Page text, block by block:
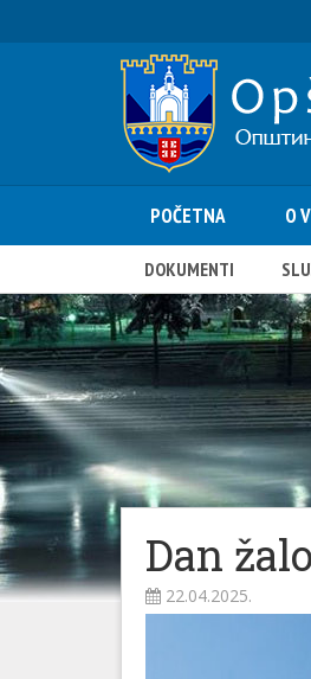
POČETNA O
DOKUMENTI
Dan
22.04.2025.